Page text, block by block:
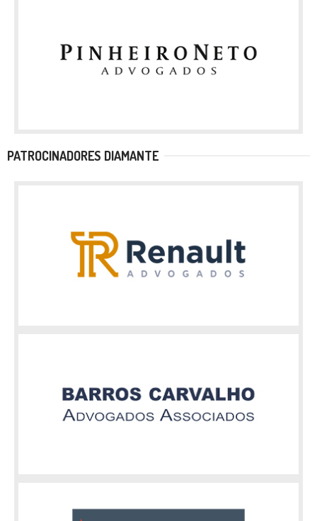
PATROCINADORES DIAMANTE